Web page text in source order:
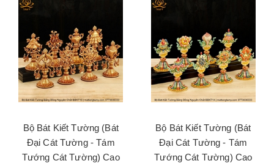
Bộ Bát Kiết Tường (Bát
Đại Cát Tường - Tám
Tướng Cát Tường) Cao
Bộ Bát Kiết Tường (Bát
Đại Cát Tường - Tám
Tướng Cát Tường) Cao